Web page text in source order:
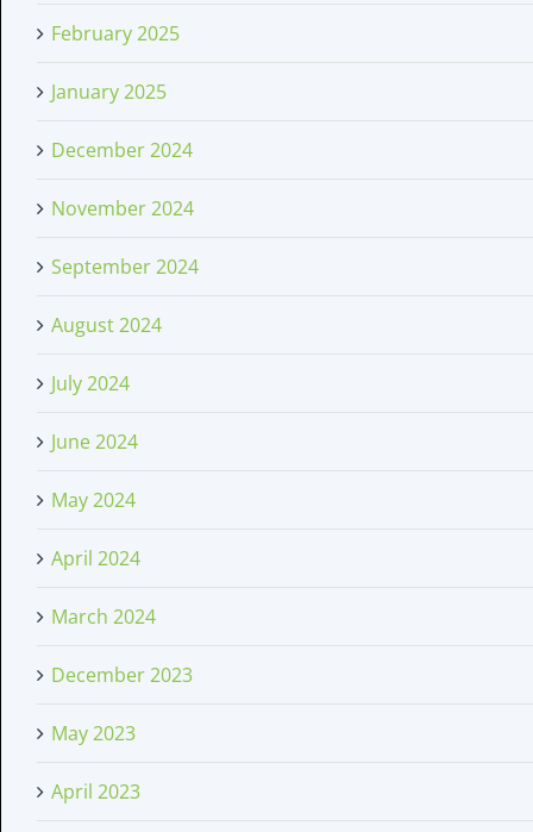
February 2025
January 2025
December 2024
November 2024
September 2024
August 2024
July 2024
June 2024
May 2024
April 2024
March 2024
December 2023
May 2023
April 2023